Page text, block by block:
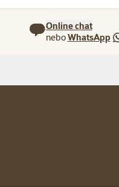
Online chat
neboWhatsApp